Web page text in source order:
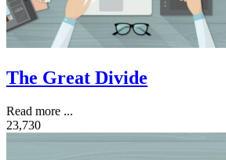
The Great Divide
Read more ...
23,730